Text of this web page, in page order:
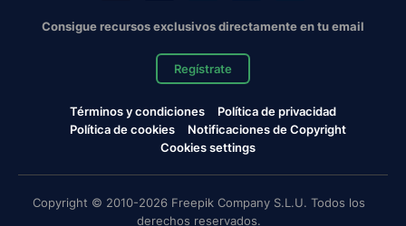
Consigue recursos exclusivos directamente en tu email
Regístrate
Términos y condiciones
Política de privacidad
Política de cookies
Notificaciones de Copyright
Cookies settings
Copyright © 2010-2026 Freepik Company S.L.U. Todos los
derechos reservados.